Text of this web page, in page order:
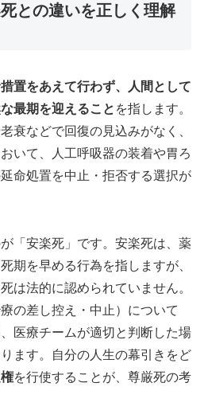
との違いを正しく理解
置をあえて行わず、人間として
最期を迎えること を指します。
衰などで回復の見込みがなく、
いて、人工呼吸器の装着や胃ろ
命処置を中止・拒否する選択が
「安楽死」です。安楽死は、薬
期を早める行為を指しますが、
は法的に認められていません。
の差し控え・中止）について
医療チームが適切と判断した場
ます。自分の人生の幕引きをど
を行使することが、尊厳死の考